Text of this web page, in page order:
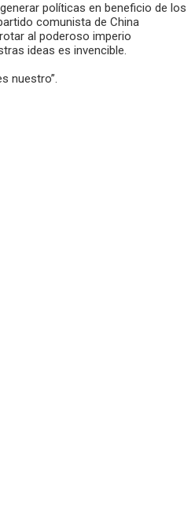
políticas en beneficio de los
comunista de China
al poderoso imperio
ideas es invencible.
nuestro”.